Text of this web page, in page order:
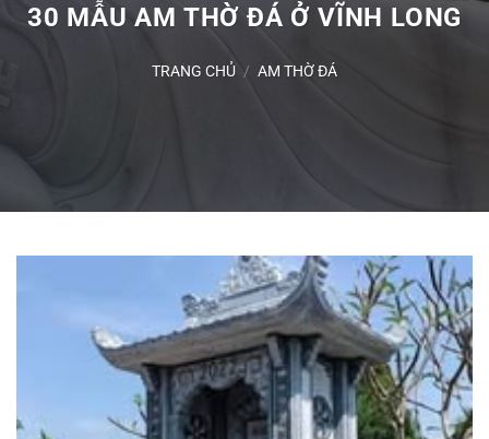
30 MẪU AM THỜ ĐÁ Ở VĨNH LONG
TRANG CHỦ / AM THỜ ĐÁ